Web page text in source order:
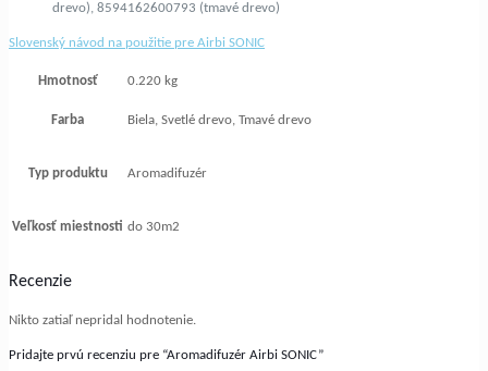
drevo), 8594162600793 (tmavé drevo)
Slovenský návod na použitie pre Airbi SONIC
Hmotnosť 0.220 kg
Farba Biela, Svetlé drevo, Tmavé drevo
Typ produktu Aromadifuzér
Veľkosť miestnosti do 30m2
Recenzie
Nikto zatiaľ nepridal hodnotenie.
Pridajte prvú recenziu pre “Aromadifuzér Airbi SONIC”